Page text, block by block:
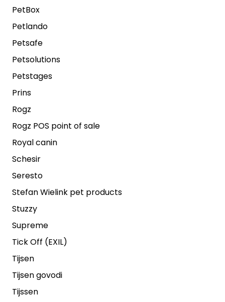
PetBox
Petlando
Petsafe
Petsolutions
Petstages
Prins
Rogz
Rogz POS point of sale
Royal canin
Schesir
Seresto
Stefan Wielink pet products
Stuzzy
Supreme
Tick Off (EXIL)
Tijsen
Tijsen govodi
Tijssen